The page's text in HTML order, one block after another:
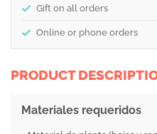
Gift on all orders
Online or phone orders
PRODUCT
Materiales requeridos